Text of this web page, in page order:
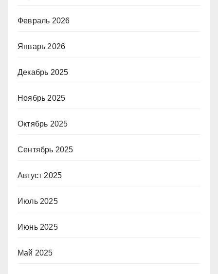
Февраль 2026
Январь 2026
Декабрь 2025
Ноябрь 2025
Октябрь 2025
Сентябрь 2025
Август 2025
Июль 2025
Июнь 2025
Май 2025